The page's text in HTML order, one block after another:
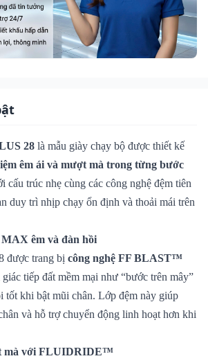
28 là mẫu giày chạy bộ được thiết kế
êm ái và mượt mà trong từng bước
cấu trúc nhẹ cùng các công nghệ đệm tiên
duy trì nhịp chạy ổn định và thoải mái trên
êm và đàn hồi
được trang bị công nghệ FF BLAST™
giác tiếp đất mềm mại như “bước trên mây”
tốt khi bật mũi chân. Lớp đệm này giúp
và hỗ trợ chuyển động linh hoạt hơn khi
mà với FLUIDRIDE™